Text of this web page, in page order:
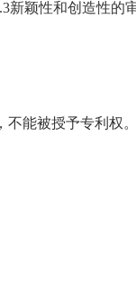
新颖性和创造性的
能被授予专利权。